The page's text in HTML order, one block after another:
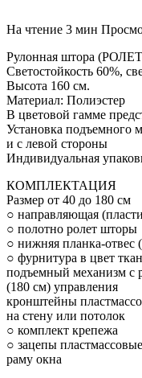
На чтение 3 мин
Рулонная штора
Светостойкость 60%,
Высота 160 см.
Материал: Полиэстер
В цветовой гамме
Установка подъемного
и с левой стороны
Индивидуальная
КОМПЛЕКТАЦИЯ
Размер от 40 до 180 см
○ направляющая
○ полотно ролет шторы
○ нижняя планка-отвес
○ фурнитура в цвет
подъемный механизм с
(180 см) управления
кронштейны
на стену или потолок
○ комплект крепежа
○ зацепы
раму окна